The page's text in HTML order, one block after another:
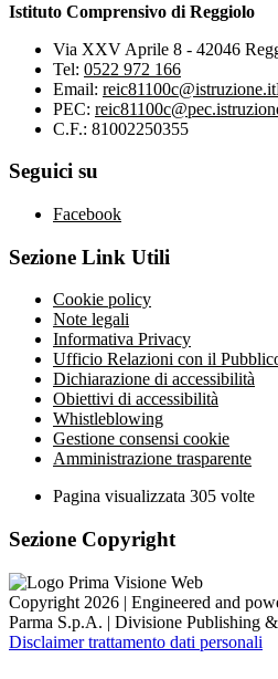
Istituto Comprensivo di Reggiolo
Via XXV Aprile 8 - 42046
Tel: 0522 972 166
Email: reic81100c@istruzione.it
PEC:
C.F.: 81002250355
Seguici su
Facebook
Sezione Link Utili
Cookie policy
Note legali
Informativa Privacy
Ufficio Relazioni con il
Dichiarazione di accessibilità
Obiettivi di accessibilità
Whistleblowing
Gestione consensi cookie
Amministrazione trasparente
Pagina visualizzata 305 volte
Sezione Copyright
Copyright 2026 | Engineered and
Parma S.p.A. | Divisione Publishing
Disclaimer trattamento dati personali